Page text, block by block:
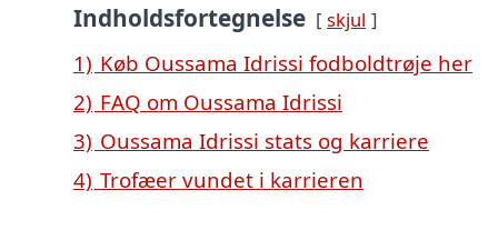
Indholdsfortegnelse skjul
1) Køb Oussama Idrissi fodboldtrøje her
2) FAQ om Oussama Idrissi
3) Oussama Idrissi stats og karriere
4) Trofæer vundet i karrieren